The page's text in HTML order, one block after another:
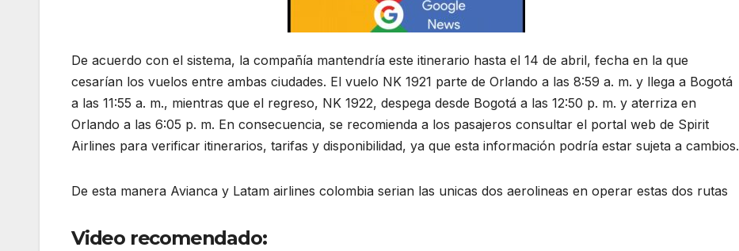
De acuerdo con el sistema, la compañía mantendría este itinerario hasta el 14 de abril, fecha en la que
cesarían los vuelos entre ambas ciudades. El vuelo NK 1921 parte de Orlando a las 8:59 a. m. y llega a Bogotá
a las 11:55 a. m., mientras que el regreso, NK 1922, despega desde Bogotá a las 12:50 p. m. y aterriza en
Orlando a las 6:05 p. m. En consecuencia, se recomienda a los pasajeros consultar el portal web de Spirit
Airlines para verificar itinerarios, tarifas y disponibilidad, ya que esta información podría estar sujeta a cambios.
De esta manera Avianca y Latam airlines colombia serian las unicas dos aerolineas en operar estas dos rutas
Video recomendado: